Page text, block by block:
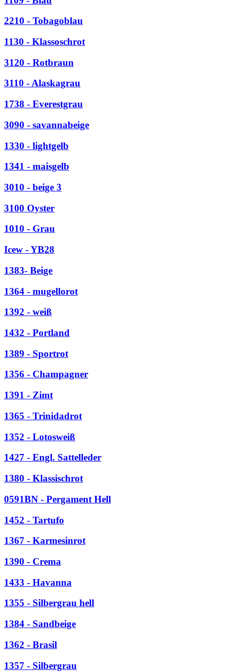
2210 - Tobagoblau
1130 - Klassoschrot
3120 - Rotbraun
3110 - Alaskagrau
1738 - Everestgrau
3090 - savannabeige
1330 - lightgelb
1341 - maisgelb
3010 - beige 3
3100 Oyster
1010 - Grau
Icew - YB28
1383- Beige
1364 - mugellorot
1392 - weiß
1432 - Portland
1389 - Sportrot
1356 - Champagner
1391 - Zimt
1365 - Trinidadrot
1352 - Lotosweiß
1427 - Engl. Sattelleder
1380 - Klassischrot
0591BN - Pergament Hell
1452 - Tartufo
1367 - Karmesinrot
1390 - Crema
1433 - Havanna
1355 - Silbergrau hell
1384 - Sandbeige
1362 - Brasil
1357 - Silbergrau